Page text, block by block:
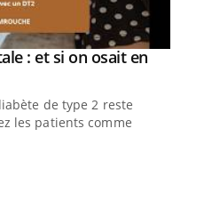
: et si on osait en
de type 2 reste
les patients comme